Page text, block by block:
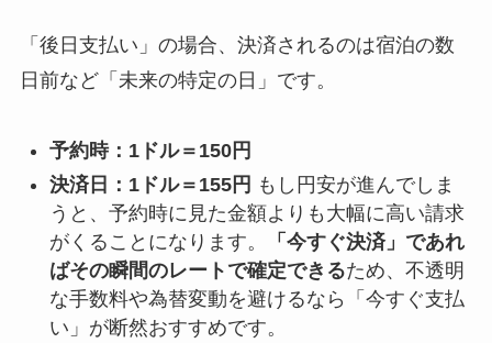
「後日支払い」の場合、決済されるのは宿泊の数
日前など「未来の特定の日」です。
予約時：1ドル＝150円
決済日：1ドル＝155円 もし円安が進んでしま
うと、予約時に見た金額よりも大幅に高い請求
がくることになります。
「今すぐ決済」であれ
ばその瞬間のレートで確定できるため、不透明
な手数料や為替変動を避けるなら「今すぐ支払
い」が断然おすすめです。